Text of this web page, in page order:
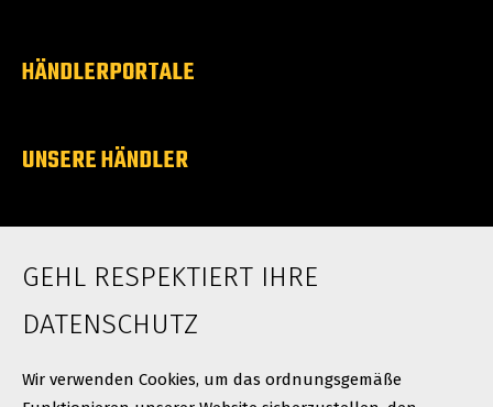
HÄNDLERPORTALE
UNSERE HÄNDLER
Karriere
Neuigkeiten
GEHL RESPEKTIERT IHRE
DATENSCHUTZ
Wir verwenden Cookies, um das ordnungsgemäße